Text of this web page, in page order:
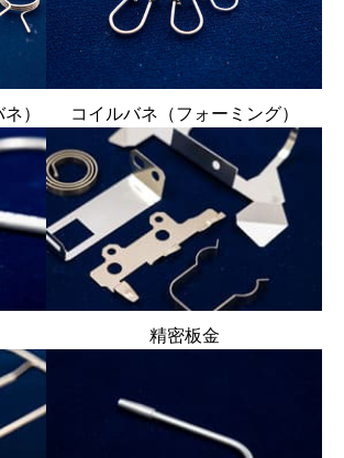
） コイルバネ（フォーミング）
精密板金